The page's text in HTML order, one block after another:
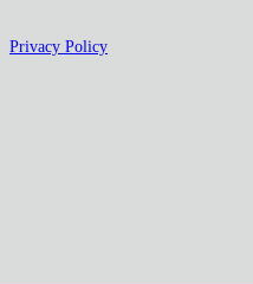
Privacy Policy